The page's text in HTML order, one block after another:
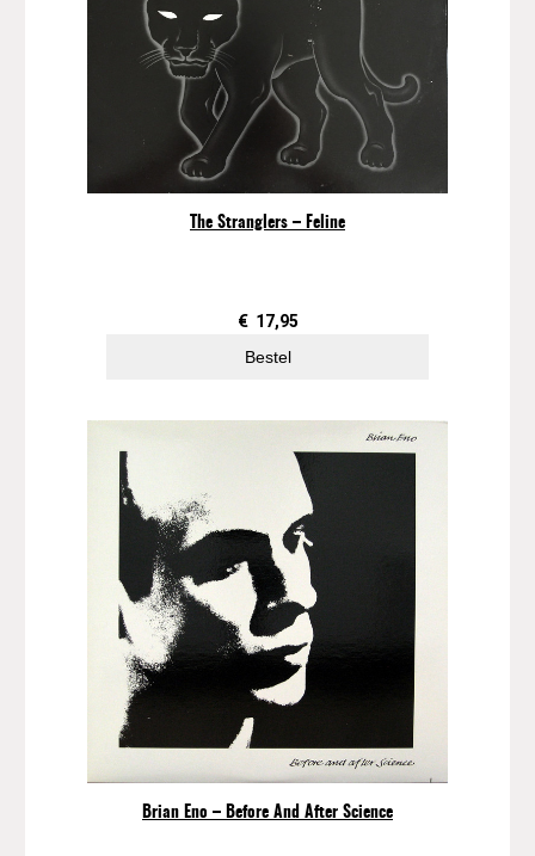
The Stranglers – Feline
€ 17,95
Bestel
Brian Eno – Before And After Science